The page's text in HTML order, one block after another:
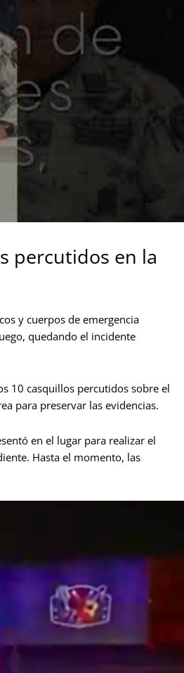
percutidos en la
y cuerpos de emergencia
quedando el incidente
10 casquillos percutidos sobre el
para preservar las evidencias.
en el lugar para realizar el
Hasta el momento, las